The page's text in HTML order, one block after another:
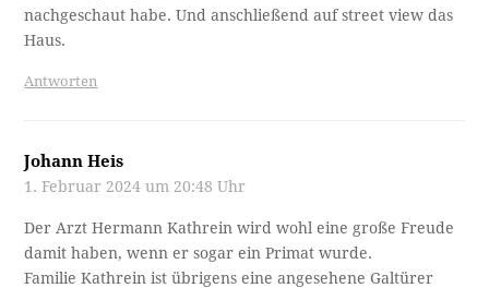
nachgeschaut habe. Und anschließend auf street view das
Haus.
Antworten
Johann Heis
1. Februar 2024 um 20:48 Uhr
Der Arzt Hermann Kathrein wird wohl eine große Freude
damit haben, wenn er sogar ein Primat wurde.
Familie Kathrein ist übrigens eine angesehene Galtürer